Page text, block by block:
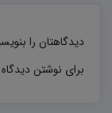
دیدگاهتان را
برای نوشتن دیدگاه